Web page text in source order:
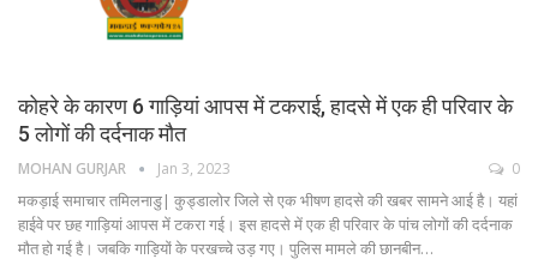
कोहरे के कारण 6 गाड़ियां आपस में टकराई, हादसे में एक ही परिवार के
5 लोगों की दर्दनाक मौत
MOHAN GURJAR Jan 3, 2023 0
मकड़ाई समाचार तमिलनाडु| कुड्डालोर जिले से एक भीषण हादसे की खबर सामने आई है। यहां
हाईवे पर छह गाड़ियां आपस में टकरा गई। इस हादसे में एक ही परिवार के पांच लोगों की दर्दनाक
मौत हो गई है। जबकि गाड़ियों के परखच्चे उड़ गए। पुलिस मामले की छानबीन…